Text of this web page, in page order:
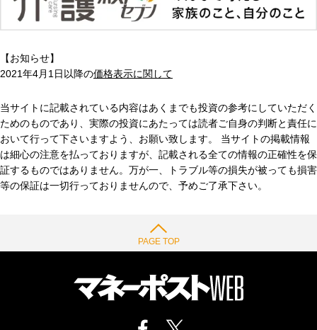
【お知らせ】
2021年4月1日以降の価格表示に関して
当サイトに記載されている内容はあくまでも投資の参考にしていただく
ためのものであり、実際の投資にあたっては読者ご自身の判断と責任に
おいて行って下さいますよう、お願い致します。 当サイトの掲載情報
は細心の注意を払っておりますが、記載される全ての情報の正確性を保
証するものではありません。万が一、トラブル等の損失が被っても損害
等の保証は一切行っておりませんので、予めご了承下さい。
PAGE TOP